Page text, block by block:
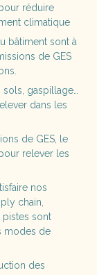
réduire
climatique
bâtiment sont à
de GES
gaspillage…
dans les
de GES, le
relever les
nos
chain,
pistes sont
modes de
des